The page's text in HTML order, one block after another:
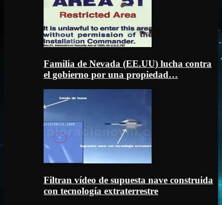
Familia de Nevada (EE.UU) lucha contra
el gobierno por una propiedad…
Filtran vídeo de supuesta nave construida
con tecnología extraterrestre